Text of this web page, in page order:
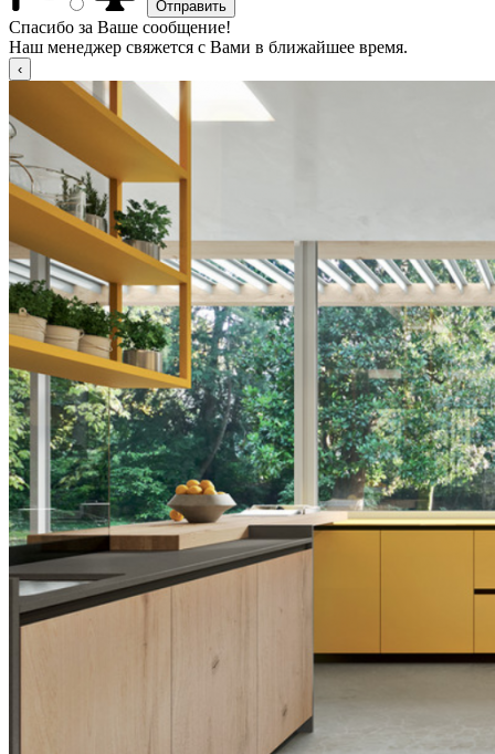
Спасибо за Ваше сообщение!
Наш менеджер свяжется с Вами в ближайшее время.